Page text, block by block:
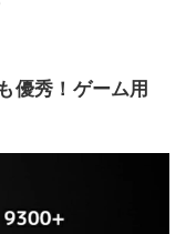
優秀！ゲーム用